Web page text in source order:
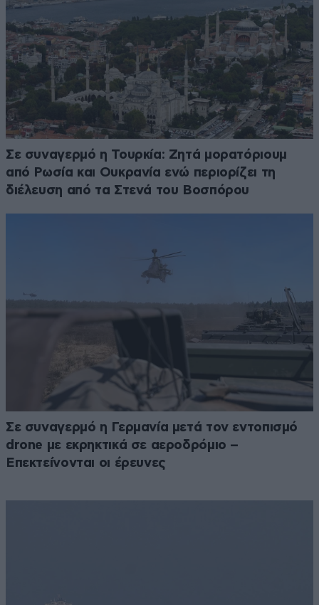
Σε συναγερμό η Τουρκία: Ζητά μορατόριουμ
από Ρωσία και Ουκρανία ενώ περιορίζει τη
διέλευση από τα Στενά του Βοσπόρου
Σε συναγερμό η Γερμανία μετά τον εντοπισμό
drone με εκρηκτικά σε αεροδρόμιο –
Επεκτείνονται οι έρευνες